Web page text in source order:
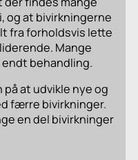
og at bivirkningerne
fra forholdsvis lette
Mange
behandling.
at udvikle nye og
færre bivirkninger.
en del bivirkninger